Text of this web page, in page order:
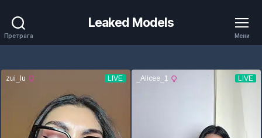
Претрага
Leaked Models
Мени